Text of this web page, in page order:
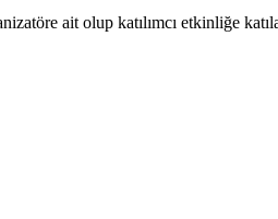
ait olup katılımcı etkinliğe